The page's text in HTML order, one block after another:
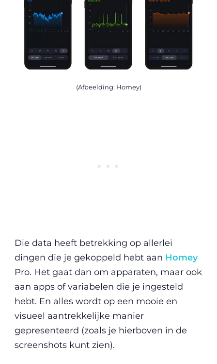
(Afbeelding: Homey)
Die data heeft betrekking op allerlei
dingen die je gekoppeld hebt aan Homey
Pro. Het gaat dan om apparaten, maar ook
aan apps of variabelen die je ingesteld
hebt. En alles wordt op een mooie en
visueel aantrekkelijke manier
gepresenteerd (zoals je hierboven in de
screenshots kunt zien).